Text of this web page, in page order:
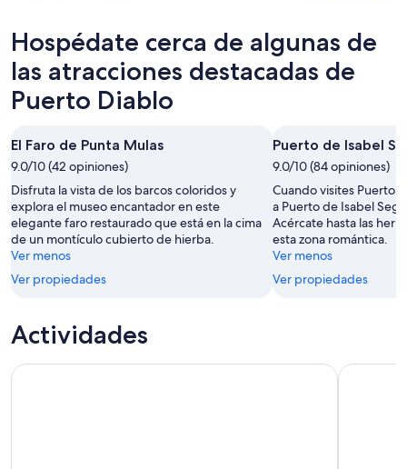
7
-
8
para
mañana
por
la
8
ago
-
9
ago
Puerto
Diablo
para
este
de
semana,
7
ago
-
9
ago
Hospédate cerca de algunas de
las atracciones destacadas de
Puerto Diablo
El Faro de Punta Mulas
9.0/10 (42 opiniones)
Disfruta la vista de los barcos coloridos y
explora el museo encantador en este
elegante faro restaurado que está en la cima
de un montículo cubierto de hierba.
Ver menos
Ver propiedades
Puerto de Isabel
9.0/10 (84 opiniones)
Cuando visites Puerto
a Puerto de Isabel
Acércate hasta las
esta zona romántica.
Ver menos
Ver propiedades
Actividades
Aventura inolvidable en kayak bioluminiscente de un día en
Tour de